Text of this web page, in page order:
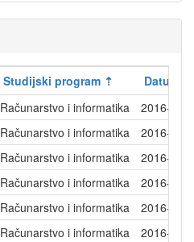
Studijski program
Datum
Računarstvo i informatika
2016-02-
Računarstvo i informatika
2016-03-
Računarstvo i informatika
2016-03-
Računarstvo i informatika
2016-04-
Računarstvo i informatika
2016-06-
Računarstvo i informatika
2016-07-